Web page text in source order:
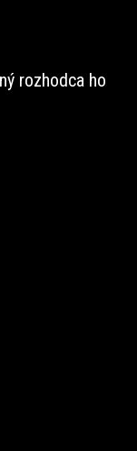
rozhodca ho